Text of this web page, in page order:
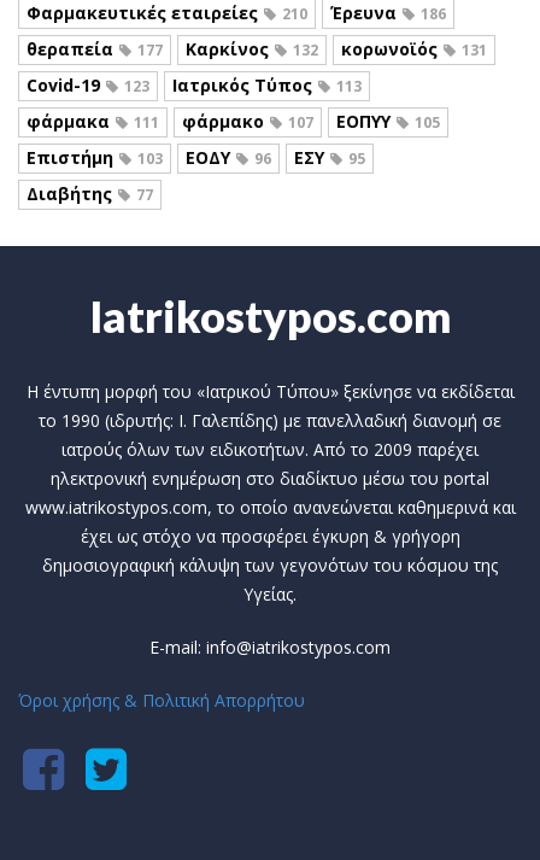
Φαρμακευτικές εταιρείες 210 Έρευνα 186
θεραπεία 177 Καρκίνος 132 κορωνοϊός 131
Covid-19 123 Ιατρικός Τύπος 113
φάρμακα 111 φάρμακο 107 ΕΟΠΥΥ 105
Επιστήμη 103 ΕΟΔΥ 96 ΕΣΥ 95
Διαβήτης 77
Iatrikostypos.com
Η έντυπη μορφή του «Ιατρικού Τύπου» ξεκίνησε να εκδίδεται
το 1990 (ιδρυτής: Ι. Γαλεπίδης) με πανελλαδική διανομή σε
ιατρούς όλων των ειδικοτήτων. Από το 2009 παρέχει
ηλεκτρονική ενημέρωση στο διαδίκτυο μέσω του portal
www.iatrikostypos.com, το οποίο ανανεώνεται καθημερινά και
έχει ως στόχο να προσφέρει έγκυρη & γρήγορη
δημοσιογραφική κάλυψη των γεγονότων του κόσμου της
Υγείας.
E-mail: info@iatrikostypos.com
Όροι χρήσης & Πολιτική Απορρήτου